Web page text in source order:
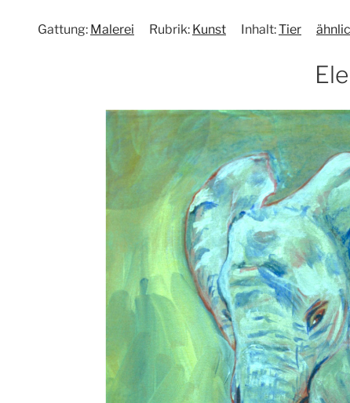
Gattung: Malerei Rubrik: Kunst Inhalt:Tier
Ele